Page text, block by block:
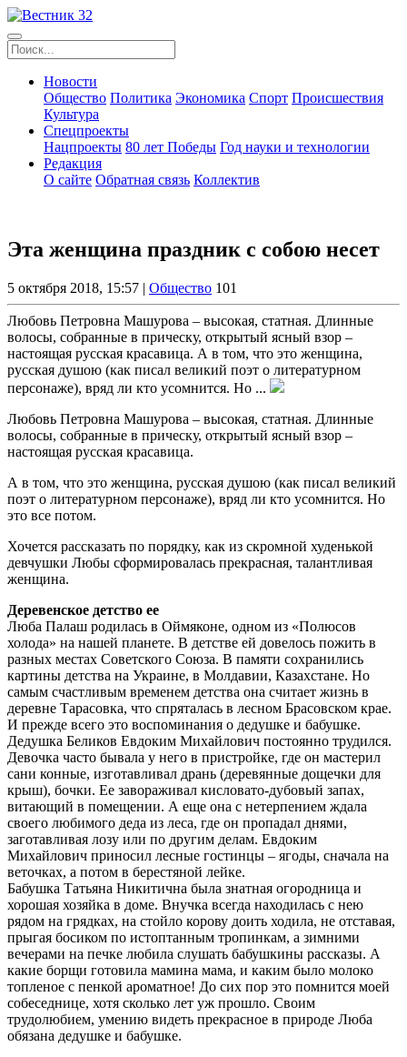
Новости
Общество Политика Экономика Спорт Происшествия
Культура
Спецпроекты
Нацпроекты 80 лет Победы Год науки и технологии
Редакция
О сайте Обратная связь Коллектив
Эта женщина праздник с собою несет
5 октября 2018, 15:57 | Общество 101
Любовь Петровна Машурова – высокая, статная. Длинные
волосы, собранные в прическу, открытый ясный взор –
настоящая русская красавица. А в том, что это женщина,
русская душою (как писал великий поэт о литературном
персонаже), вряд ли кто усомнится. Но ...
Любовь Петровна Машурова – высокая, статная. Длинные
волосы, собранные в прическу, открытый ясный взор –
настоящая русская красавица.
А в том, что это женщина, русская душою (как писал великий
поэт о литературном персонаже), вряд ли кто усомнится. Но
это все потом.
Хочется рассказать по порядку, как из скромной худенькой
девчушки Любы сформировалась прекрасная, талантливая
женщина.
Деревенское детство ее
Люба Палаш родилась в Оймяконе, одном из «Полюсов
холода» на нашей планете. В детстве ей довелось пожить в
разных местах Советского Союза. В памяти сохранились
картины детства на Украине, в Молдавии, Казахстане. Но
самым счастливым временем детства она считает жизнь в
деревне Тарасовка, что спряталась в лесном Брасовском крае.
И прежде всего это воспоминания о дедушке и бабушке.
Дедушка Беликов Евдоким Михайлович постоянно трудился.
Девочка часто бывала у него в пристройке, где он мастерил
сани конные, изготавливал дрань (деревянные дощечки для
крыш), бочки. Ее завораживал кисловато-дубовый запах,
витающий в помещении. А еще она с нетерпением ждала
своего любимого деда из леса, где он пропадал днями,
заготавливая лозу или по другим делам. Евдоким
Михайлович приносил лесные гостинцы – ягоды, сначала на
веточках, а потом в берестяной лейке.
Бабушка Татьяна Никитична была знатная огородница и
хорошая хозяйка в доме. Внучка всегда находилась с нею
рядом на грядках, на стойло корову доить ходила, не отставая,
прыгая босиком по истоптанным тропинкам, а зимними
вечерами на печке любила слушать бабушкины рассказы. А
какие борщи готовила мамина мама, и каким было молоко
топленое с пенкой ароматное! До сих пор это помнится моей
собеседнице, хотя сколько лет уж прошло. Своим
трудолюбием, умению видеть прекрасное в природе Люба
обязана дедушке и бабушке.